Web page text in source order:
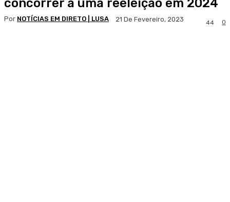
concorrer a uma reeleição em 2024
Por NOTÍCIAS EM DIRETO | LUSA 21 De Fevereiro, 2023 0
44